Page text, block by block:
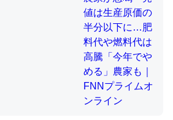
ないのか。知らんかった。調べたら
分はエビの600分の1程度。
】昆虫学の大問題＝「昆虫はなぜ海にいな